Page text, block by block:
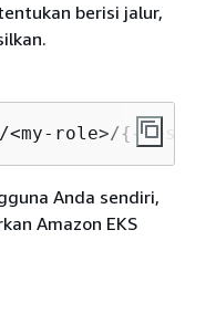
berisi jalur,
<my-role>/{ {
Anda sendiri,
Amazon EKS